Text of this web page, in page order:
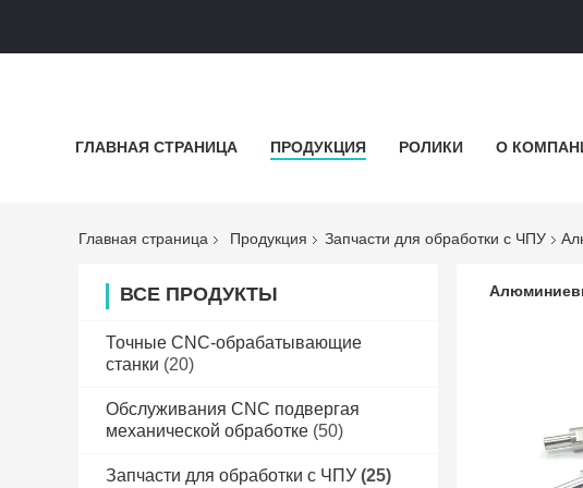
ГЛАВНАЯ СТРАНИЦА ПРОДУКЦИЯ РОЛИКИ О
Главная страница Продукция Запчасти для обработки с ЧПУ
ВСЕ ПРОДУКТЫ
Точные CNC-обрабатывающие
станки (20)
Обслуживания CNC подвергая
механической обработке (50)
Запчасти для обработки с ЧПУ (25)